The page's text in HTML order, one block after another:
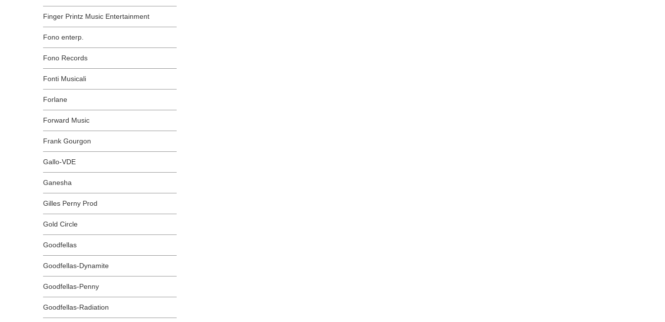
Finger Printz Music Entertainment
Fono enterp.
Fono Records
Fonti Musicali
Forlane
Forward Music
Frank Gourgon
Gallo-VDE
Ganesha
Gilles Perny Prod
Gold Circle
Goodfellas
Goodfellas-Dynamite
Goodfellas-Penny
Goodfellas-Radiation